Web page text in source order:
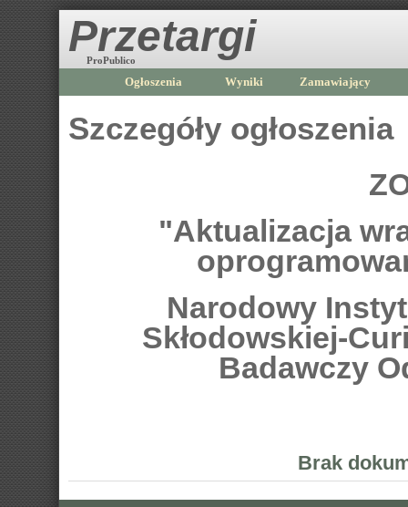
Przetargi
ProPublico
Ogłoszenia Wyniki Zamawiający
Szczegóły ogłoszenia
"Aktualizacja
Narodowy
Skłodowskiej-
Badawczy
Brak